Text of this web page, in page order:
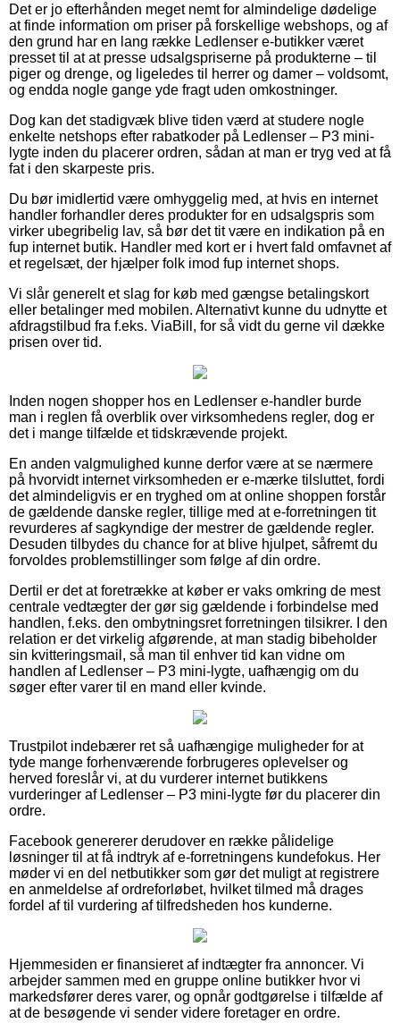
Det er jo efterhånden meget nemt for almindelige dødelige
at finde information om priser på forskellige webshops, og af
den grund har en lang række Ledlenser e-butikker været
presset til at at presse udsalgspriserne på produkterne – til
piger og drenge, og ligeledes til herrer og damer – voldsomt,
og endda nogle gange yde fragt uden omkostninger.
Dog kan det stadigvæk blive tiden værd at studere nogle
enkelte netshops efter rabatkoder på Ledlenser – P3 mini-
lygte inden du placerer ordren, sådan at man er tryg ved at få
fat i den skarpeste pris.
Du bør imidlertid være omhyggelig med, at hvis en internet
handler forhandler deres produkter for en udsalgspris som
virker ubegribelig lav, så bør det tit være en indikation på en
fup internet butik. Handler med kort er i hvert fald omfavnet af
et regelsæt, der hjælper folk imod fup internet shops.
Vi slår generelt et slag for køb med gængse betalingskort
eller betalinger med mobilen. Alternativt kunne du udnytte et
afdragstilbud fra f.eks. ViaBill, for så vidt du gerne vil dække
prisen over tid.
Inden nogen shopper hos en Ledlenser e-handler burde
man i reglen få overblik over virksomhedens regler, dog er
det i mange tilfælde et tidskrævende projekt.
En anden valgmulighed kunne derfor være at se nærmere
på hvorvidt internet virksomheden er e-mærke tilsluttet, fordi
det almindeligvis er en tryghed om at online shoppen forstår
de gældende danske regler, tillige med at e-forretningen tit
revurderes af sagkyndige der mestrer de gældende regler.
Desuden tilbydes du chance for at blive hjulpet, såfremt du
forvoldes problemstillinger som følge af din ordre.
Dertil er det at foretrække at køber er vaks omkring de mest
centrale vedtægter der gør sig gældende i forbindelse med
handlen, f.eks. den ombytningsret forretningen tilsikrer. I den
relation er det virkelig afgørende, at man stadig bibeholder
sin kvitteringsmail, så man til enhver tid kan vidne om
handlen af Ledlenser – P3 mini-lygte, uafhængig om du
søger efter varer til en mand eller kvinde.
Trustpilot indebærer ret så uafhængige muligheder for at
tyde mange forhenværende forbrugeres oplevelser og
herved foreslår vi, at du vurderer internet butikkens
vurderinger af Ledlenser – P3 mini-lygte før du placerer din
ordre.
Facebook genererer derudover en række pålidelige
løsninger til at få indtryk af e-forretningens kundefokus. Her
møder vi en del netbutikker som gør det muligt at registrere
en anmeldelse af ordreforløbet, hvilket tilmed må drages
fordel af til vurdering af tilfredsheden hos kunderne.
Hjemmesiden er finansieret af indtægter fra annoncer. Vi
arbejder sammen med en gruppe online butikker hvor vi
markedsfører deres varer, og opnår godtgørelse i tilfælde af
at de besøgende vi sender videre foretager en ordre.